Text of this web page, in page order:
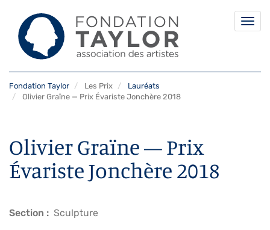
au
Fondation Taylor Les Prix
Lauréats
Olivier Graïne — Prix Évariste Jonchère 2018
Olivier Graïne — Prix
Évariste Jonchère 2018
Section Sculpture